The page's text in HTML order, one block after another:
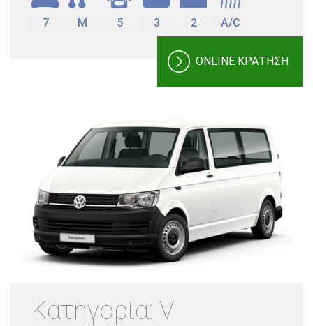
7 M 5 3 2 A/C
ONLINE ΚΡΑΤΗΣΗ
Κατηγορία: V